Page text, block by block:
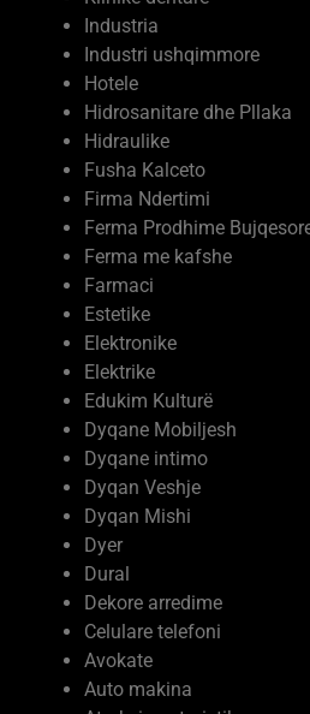
Hotele
Hidrosanitare dhe Pllaka
Hidraulike
Fusha Kalceto
Firma Ndertimi
Ferma Prodhime Bujqesore
Ferma me kafshe
Farmaci
Estetike
Elektronike
Elektrike
Edukim Kulturë
Dyqane Mobiljesh
Dyqane intimo
Dyqan Veshje
Dyqan Mishi
Dyer
Dural
Dekore arredime
Celulare telefoni
Avokate
Auto makina
Atraksione turistike
Arkitekt interier
Argëtimi